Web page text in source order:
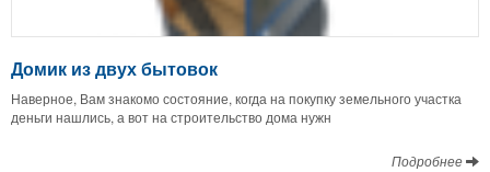
Домик из двух бытовок
Наверное, Вам знакомо состояние, когда на покупку земельного участка
деньги нашлись, а вот на строительство дома нужн
Подробнее